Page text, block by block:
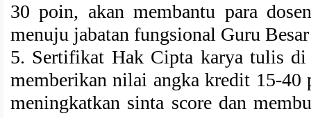
30 poin, akan membantu para
menuju jabatan fungsional Guru
5. Sertifikat Hak Cipta karya tulis
memberikan nilai angka kredit 15-40
meningkatkan sinta score dan